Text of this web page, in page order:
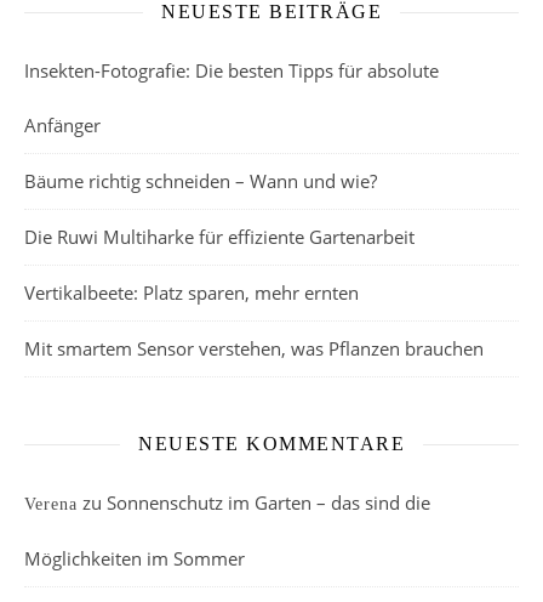
NEUESTE BEITRÄGE
Insekten-Fotografie: Die besten Tipps für absolute
Anfänger
Bäume richtig schneiden – Wann und wie?
Die Ruwi Multiharke für effiziente Gartenarbeit
Vertikalbeete: Platz sparen, mehr ernten
Mit smartem Sensor verstehen, was Pflanzen brauchen
NEUESTE KOMMENTARE
Verena zu Sonnenschutz im Garten – das sind die
Möglichkeiten im Sommer